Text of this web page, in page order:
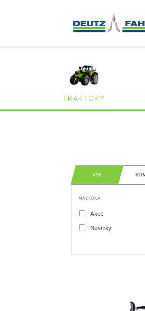
TRAKTORY
VŠE
NABÍDKA
Akce
Novinky